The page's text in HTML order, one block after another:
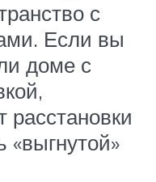
с
Если вы
доме с
расстановки
«выгнутой»